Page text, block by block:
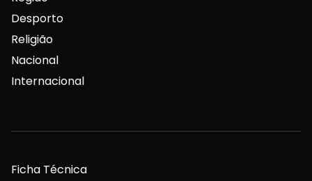
Desporto
Religião
Nacional
Internacional
Ficha Técnica